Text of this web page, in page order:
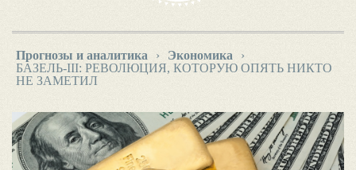
Прогнозы и аналитика › Экономика
›
БАЗЕЛЬ-III: РЕВОЛЮЦИЯ, КОТОРУЮ ОПЯТЬ НИКТО
НЕ ЗАМЕТИЛ